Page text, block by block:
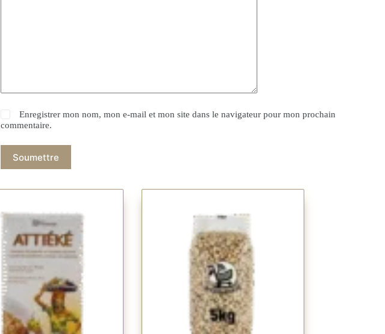
Enregistrer mon nom, mon e-mail et mon site dans le navigateur pour mon prochain
commentaire.
Soumettre